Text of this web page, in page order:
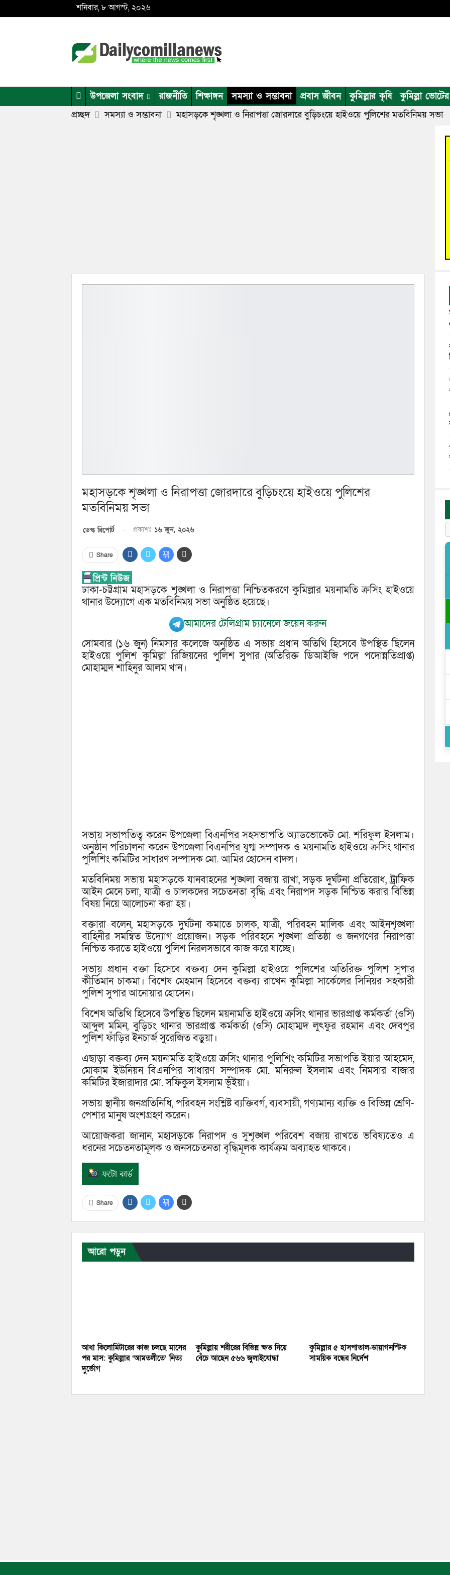
শনিবার, ৮ আগস্ট, ২০২৬
উপজেলা সংবাদ রাজনীতি শিক্ষাঙ্গন সমস্যা ও সম্ভাবনা প্রবাস জীবন কুমিল্লার কৃষি কুমিল্লা
প্রচ্ছদ
সমস্যা ও সম্ভাবনা মহাসড়কে শৃঙ্খলা ও নিরাপত্তা জোরদারে বুড়িচংয়ে হাইওয়ে পুলিশের মতবিনিময় সভা
মহাসড়কে শৃঙ্খলা ও নিরাপত্তা জোরদারে বুড়িচংয়ে হাইওয়ে পুলিশের
মতবিনিময় সভা
ডেস্ক রিপোর্ট প্রকাশঃ ১৬ জুন, ২০২৬
Share
ঢাকা-চট্টগ্রাম মহাসড়কে শৃঙ্খলা ও নিরাপত্তা নিশ্চিতকরণে কুমিল্লার ময়নামতি ক্রসিং হাইওয়ে
থানার উদ্যোগে এক মতবিনিময় সভা অনুষ্ঠিত হয়েছে।
আমাদের টেলিগ্রাম চ্যানেলে জয়েন করুন
সোমবার (১৬ জুন) নিমসার কলেজে অনুষ্ঠিত এ সভায় প্রধান অতিথি হিসেবে উপস্থিত ছিলেন
হাইওয়ে পুলিশ কুমিল্লা রিজিয়নের পুলিশ সুপার (অতিরিক্ত ডিআইজি পদে পদোন্নতিপ্রাপ্ত)
মোহাম্মদ শাহিনুর আলম খান।
সভায় সভাপতিত্ব করেন উপজেলা বিএনপির সহসভাপতি অ্যাডভোকেট মো. শরিফুল ইসলাম।
অনুষ্ঠান পরিচালনা করেন উপজেলা বিএনপির যুগ্ম সম্পাদক ও ময়নামতি হাইওয়ে ক্রসিং থানার
পুলিশিং কমিটির সাধারণ সম্পাদক মো. আমির হোসেন বাদল।
মতবিনিময় সভায় মহাসড়কে যানবাহনের শৃঙ্খলা বজায় রাখা, সড়ক দুর্ঘটনা প্রতিরোধ, ট্রাফিক
আইন মেনে চলা, যাত্রী ও চালকদের সচেতনতা বৃদ্ধি এবং নিরাপদ সড়ক নিশ্চিত করার বিভিন্ন
বিষয় নিয়ে আলোচনা করা হয়।
বক্তারা বলেন, মহাসড়কে দুর্ঘটনা কমাতে চালক, যাত্রী, পরিবহন মালিক এবং আইনশৃঙ্খলা
বাহিনীর সমন্বিত উদ্যোগ প্রয়োজন। সড়ক পরিবহনে শৃঙ্খলা প্রতিষ্ঠা ও জনগণের নিরাপত্তা
নিশ্চিত করতে হাইওয়ে পুলিশ নিরলসভাবে কাজ করে যাচ্ছে।
সভায় প্রধান বক্তা হিসেবে বক্তব্য দেন কুমিল্লা হাইওয়ে পুলিশের অতিরিক্ত পুলিশ সুপার
কীর্তিমান চাকমা। বিশেষ মেহমান হিসেবে বক্তব্য রাখেন কুমিল্লা সার্কেলের সিনিয়র সহকারী
পুলিশ সুপার আনোয়ার হোসেন।
বিশেষ অতিথি হিসেবে উপস্থিত ছিলেন ময়নামতি হাইওয়ে ক্রসিং থানার ভারপ্রাপ্ত কর্মকর্তা (ওসি)
আব্দুল মমিন, বুড়িচং থানার ভারপ্রাপ্ত কর্মকর্তা (ওসি) মোহাম্মদ লুৎফুর রহমান এবং দেবপুর
পুলিশ ফাঁড়ির ইনচার্জ সুরেজিত বড়ুয়া।
এছাড়া বক্তব্য দেন ময়নামতি হাইওয়ে ক্রসিং থানার পুলিশিং কমিটির সভাপতি ইয়ার আহমেদ,
মোকাম ইউনিয়ন বিএনপির সাধারণ সম্পাদক মো. মনিরুল ইসলাম এবং নিমসার বাজার
কমিটির ইজারাদার মো. সফিকুল ইসলাম ভূঁইয়া।
সভায় স্থানীয় জনপ্রতিনিধি, পরিবহন সংশ্লিষ্ট ব্যক্তিবর্গ, ব্যবসায়ী, গণ্যমান্য ব্যক্তি ও বিভিন্ন শ্রেণি-
পেশার মানুষ অংশগ্রহণ করেন।
আয়োজকরা জানান, মহাসড়কে নিরাপদ ও সুশৃঙ্খল পরিবেশ বজায় রাখতে ভবিষ্যতেও এ
ধরনের সচেতনতামূলক ও জনসচেতনতা বৃদ্ধিমূলক কার্যক্রম অব্যাহত থাকবে।
ফটো কার্ড
Share
আরো পড়ুন
আধা কিলোমিটারের কাজ চলছে মাসের
পর মাস: কুমিল্লার ‘আমতলীতে’ নিত্য
দুর্ভোগ
কুমিল্লায় শরীরের বিভিন্ন ক্ষত নিয়ে
বেঁচে আছেন ৫৬৬ জুলাইযোদ্ধা
কুমিল্লার ৫ হাসপাতাল-ডায়াগনস্টিক
সাময়িক বন্ধের নির্দেশ